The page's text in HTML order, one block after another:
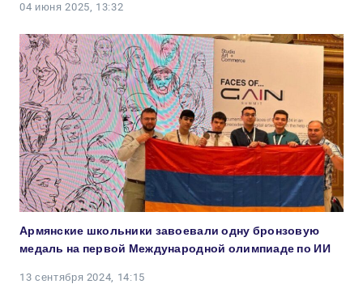
04 июня 2025, 13:32
Армянские школьники завоевали одну бронзовую
медаль на первой Международной олимпиаде по ИИ
13 сентября 2024, 14:15